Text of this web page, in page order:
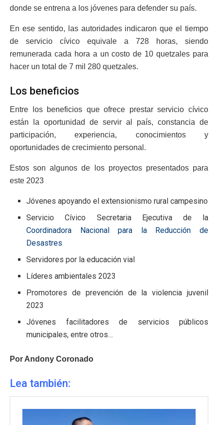
donde se entrena a los jóvenes para defender su país.
En ese sentido, las autoridades indicaron que el tiempo
de servicio cívico equivale a 728 horas, siendo
remunerada cada hora a un costo de 10 quetzales para
hacer un total de 7 mil 280 quetzales.
Los beneficios
Entre los beneficios que ofrece prestar servicio cívico
están la oportunidad de servir al país, constancia de
participación, experiencia, conocimientos y
oportunidades de crecimiento personal.
Estos son algunos de los proyectos presentados para
este 2023
Jóvenes apoyando el extensionismo rural campesino
Servicio Cívico Secretaria Ejecutiva de la
Coordinadora Nacional para la Reducción de
Desastres
Servidores por la educación vial
Líderes ambientales 2023
Promotores de prevención de la violencia juvenil
2023
Jóvenes facilitadores de servicios públicos
municipales, entre otros…
Por Andony Coronado
Lea también: